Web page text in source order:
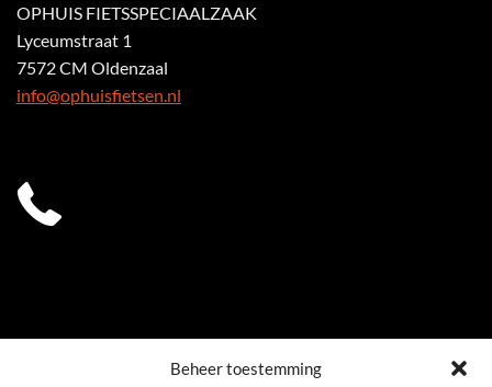
Beheer toestemming
OPHUIS FIETSSPECIAALZAAK
Lyceumstraat 1
7572 CM Oldenzaal
info@ophuisfietsen.nl